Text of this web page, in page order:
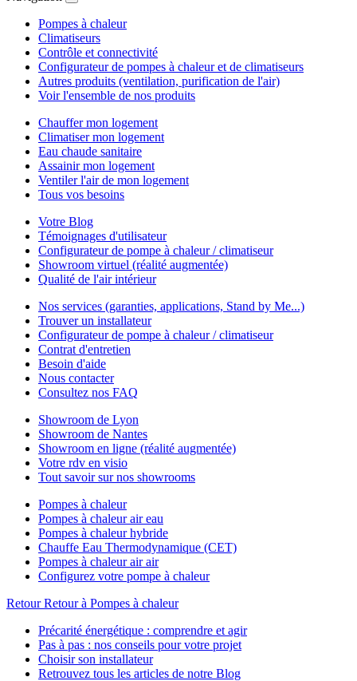
Pompes à chaleur
Climatiseurs
Contrôle et connectivité
Configurateur de pompes à chaleur et de climatiseurs
Autres produits (ventilation, purification de l'air)
Voir l'ensemble de nos produits
Chauffer mon logement
Climatiser mon logement
Eau chaude sanitaire
Assainir mon logement
Ventiler l'air de mon logement
Tous vos besoins
Votre Blog
Témoignages d'utilisateur
Configurateur de pompe à chaleur / climatiseur
Showroom virtuel (réalité augmentée)
Qualité de l'air intérieur
Nos services (garanties, applications, Stand by Me...)
Trouver un installateur
Configurateur de pompe à chaleur / climatiseur
Contrat d'entretien
Besoin d'aide
Nous contacter
Consultez nos FAQ
Showroom de Lyon
Showroom de Nantes
Showroom en ligne (réalité augmentée)
Votre rdv en visio
Tout savoir sur nos showrooms
Pompes à chaleur
Pompes à chaleur air eau
Pompes à chaleur hybride
Chauffe Eau Thermodynamique (CET)
Pompes à chaleur air air
Configurez votre pompe à chaleur
Retour Retour à Pompes à chaleur
Précarité énergétique : comprendre et agir
Pas à pas : nos conseils pour votre projet
Choisir son installateur
Retrouvez tous les articles de notre Blog